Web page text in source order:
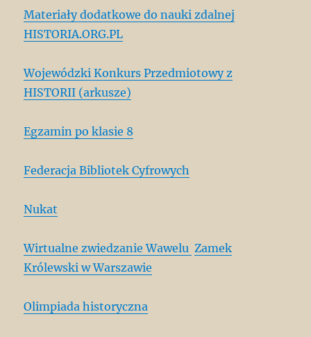
Materiały dodatkowe do nauki zdalnej
HISTORIA.ORG.PL
Wojewódzki Konkurs Przedmiotowy z
HISTORII (arkusze)
Egzamin po klasie 8
Federacja Bibliotek Cyfrowych
Nukat
Wirtualne zwiedzanie Wawelu Zamek
Królewski w Warszawie
Olimpiada historyczna